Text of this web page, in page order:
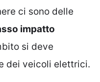
ci sono delle
impatto
si deve
dei veicoli elettrici.